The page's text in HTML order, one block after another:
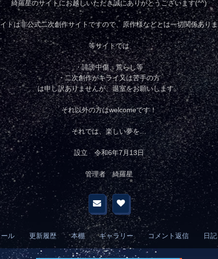
綺羅星のサイトにお越しいただき誠にありがとうございます(^^)
トは非公式二次創作サイトですので、原作様などとは一切関係あり
等サイトでは
・誹謗中傷、荒らし等
・二次創作がキライ又は苦手の方
は申し訳ありませんが、退室をお願いします。
それ以外の方はwelcomeです！
それでは、楽しい夢を…
設立 令和6年7月13日
管理者 綺羅星
ル 更新履歴 本棚 ギャラリー コメント返信 日記